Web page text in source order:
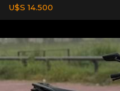
U$S 14.500